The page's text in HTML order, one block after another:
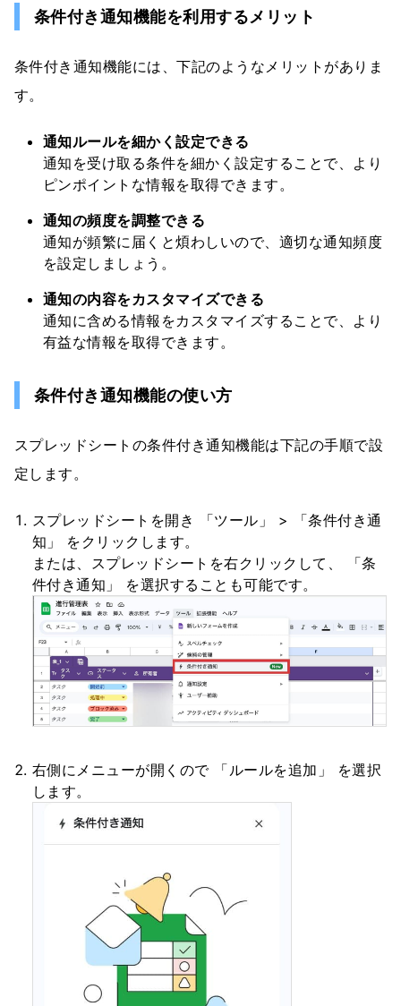
条件付き通知機能を利用するメリット
条件付き通知機能には、下記のようなメリットがありま
す。
通知ルールを細かく設定できる
通知を受け取る条件を細かく設定することで、より
ピンポイントな情報を取得できます。
通知の頻度を調整できる
通知が頻繁に届くと煩わしいので、適切な通知頻度
を設定しましょう。
通知の内容をカスタマイズできる
通知に含める情報をカスタマイズすることで、より
有益な情報を取得できます。
条件付き通知機能の使い方
スプレッドシートの条件付き通知機能は下記の手順で設
定します。
スプレッドシートを開き 「ツール」 > 「条件付き通
知」 をクリックします。
または、スプレッドシートを右クリックして、 「条
件付き通知」 を選択することも可能です。
右側にメニューが開くので 「ルールを追加」 を選択
します。